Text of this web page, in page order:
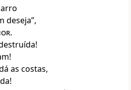
deseja”,
.
as costas,